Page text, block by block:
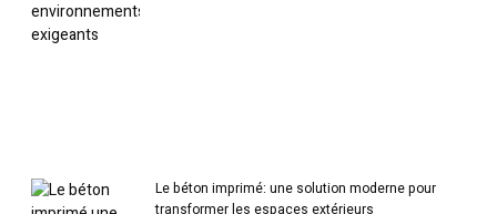
Le béton imprimé: une solution moderne pour
transformer les espaces extérieurs